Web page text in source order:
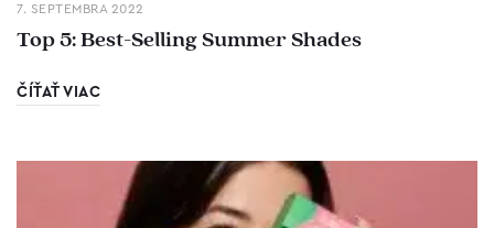
7. SEPTEMBRA 2022
Top 5: Best-Selling Summer Shades
ČÍŤAŤ VIAC